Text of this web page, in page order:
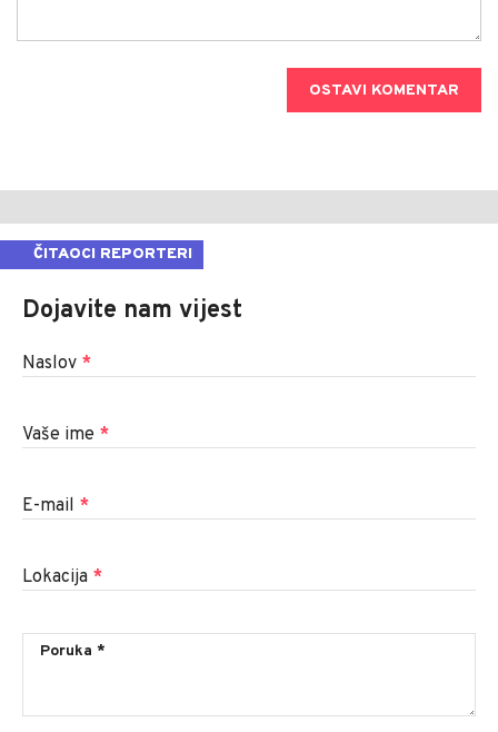
OSTAVI KOMENTAR
ČITAOCI REPORTERI
Dojavite nam vijest
Naslov *
Vaše ime *
E-mail *
Lokacija *